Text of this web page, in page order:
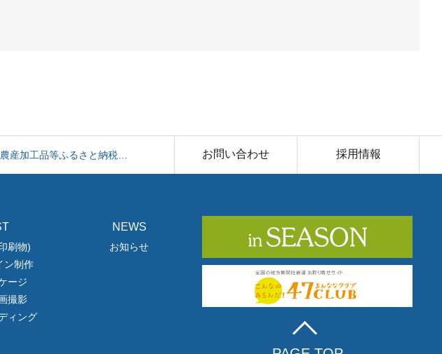
産加工品等ふるさと納税…
。
産加工品等ふるさと納税…
お問い合わせ 採用情報
刷物)
ン制作
ージ
撮影
ィング
NEWS
お知らせ